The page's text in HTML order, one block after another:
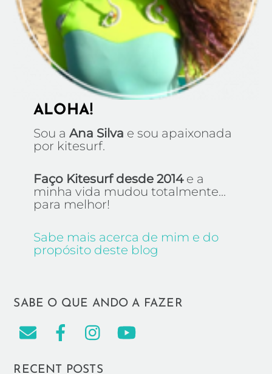
ALOHA!
Sou a Ana Silva e sou apaixonada
por kitesurf.
Faço Kitesurf desde 2014e a
minha vida mudou totalmente...
para melhor!
Sabe mais acerca de mim e do
propósito deste blog
SABE O QUE ANDO A FAZER
RECENT POSTS